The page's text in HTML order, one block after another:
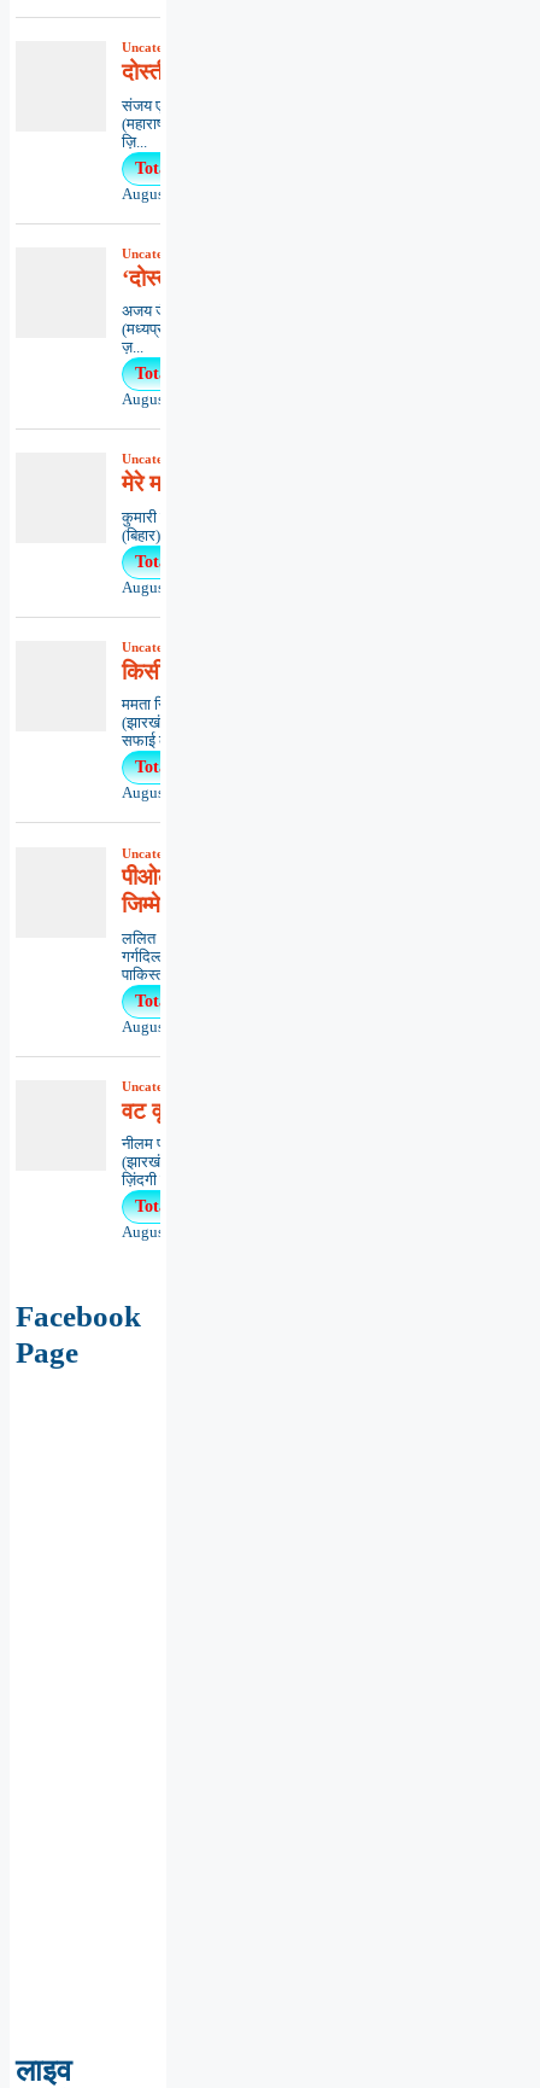
Uncategorized
दोस्ती-दिल से दिल की आवाज़
संजय एम. वासनिकमुम्बई
(महाराष्ट्र)*************************************
ज़ि...
Total Views : 25
August 5, 2026
Uncategorized
‘दोस्ती’ विश्वास
अजय जैन ‘विकल्प’इंदौर
(मध्यप्रदेश)**************************************
ज़...
Total Views : 24
August 2, 2026
Uncategorized
मेरे मन मीत
कुमारी ऋतंभरामुजफ्फरपुर
Total Views : 19
August 5, 2026
Uncategorized
किसी का अनादर ना हो
ममता सिंहधनबाद
(झारखंड)*************************************
सफाई का कीड़ा...
Total Views : 15
August 7, 2026
Uncategorized
पीओके की पुकार और दुनिया की
जिम्मेदारी
ललित
गर्गदिल्ली*******************************
पाकिस्तान अधिकृत कश्मीर (पीओ...
Total Views : 11
August 3, 2026
Uncategorized
वट वृक्ष ‘मित्रता’
नीलम प्रभा सिन्हाधनबाद
(झारखंड)*********************************
ज़िंदगी का...
Total Views : 10
August 5, 2026
Facebook
Page
लाइव